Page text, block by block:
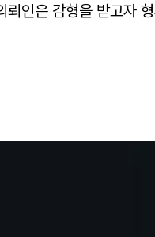
뢰인은 감형을 받고자